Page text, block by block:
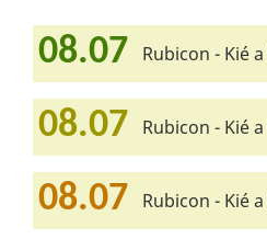
08.07 Rubicon - Kié
08.07 Rubicon - Kié
08.07 Rubicon - Kié